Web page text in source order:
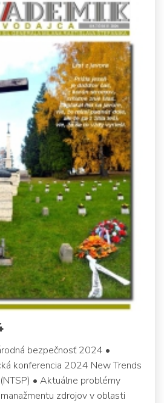
bezpečnosť 2024 •
konferencia 2024 New Trends
• Aktuálne problémy
zdrojov v oblasti